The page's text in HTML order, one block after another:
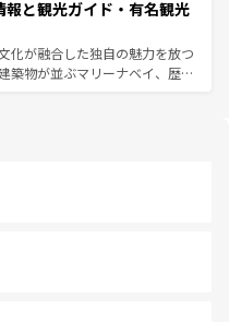
で、どの季節にも異なる楽しみ
いタイの人々、仏教を中心とし
資源が、訪れる旅人を魅了し続
情報はコンテンツ一覧を参照して
るはず。観光スポットが密集し
を回れるのも魅力。息をのむよ
まで、香港を存分に楽しみ尽く
情報はコンテンツ一覧を参照して
報と観光ガイド・有名観光
化が融合した独自の魅力を放つ
築物が並ぶマリーナベイ、歴史
情を楽しめる外せないスポット